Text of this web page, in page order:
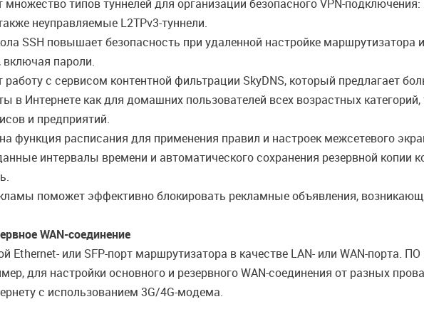
типов туннелей для организации безопасного VPN-подключения:
неуправляемые L2TPv3-туннели.
SSH повышает безопасность при удаленной настройке
включая пароли.
с сервисом контентной фильтрации SkyDNS, который предлагает
в Интернете как для домашних пользователей всех возрастных
и предприятий.
функция расписания для применения правил и настроек межсетевого
интервалы времени и автоматического сохранения резервной копии
поможет эффективно блокировать рекламные объявления,
WAN-соединение
Ethernet- или SFP-порт маршрутизатора в качестве LAN- или WAN-порта.
для настройки основного и резервного WAN-соединения от разных
с использованием 3G/4G-модема.